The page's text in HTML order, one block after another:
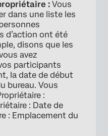
: Vous
dans une liste les
d’action ont été
disons que les
avez
participants
la date de début
bureau. Vous
:
: Date de
: Emplacement du